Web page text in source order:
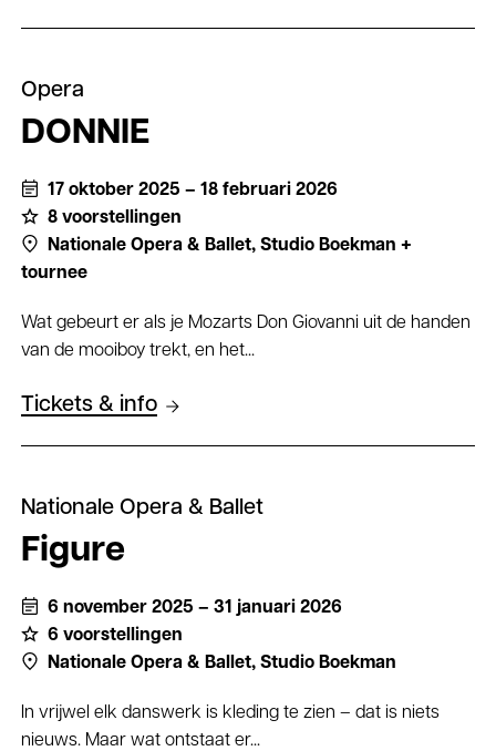
Opera
DONNIE
17 oktober 2025 – 18 februari 2026
8 voorstellingen
Nationale Opera & Ballet, Studio Boekman +
tournee
Wat gebeurt er als je Mozarts Don Giovanni uit de handen
van de mooiboy trekt, en het...
Tickets & info
Nationale Opera & Ballet
Figure
6 november 2025 – 31 januari 2026
6 voorstellingen
Nationale Opera & Ballet, Studio Boekman
In vrijwel elk danswerk is kleding te zien – dat is niets
nieuws. Maar wat ontstaat er...